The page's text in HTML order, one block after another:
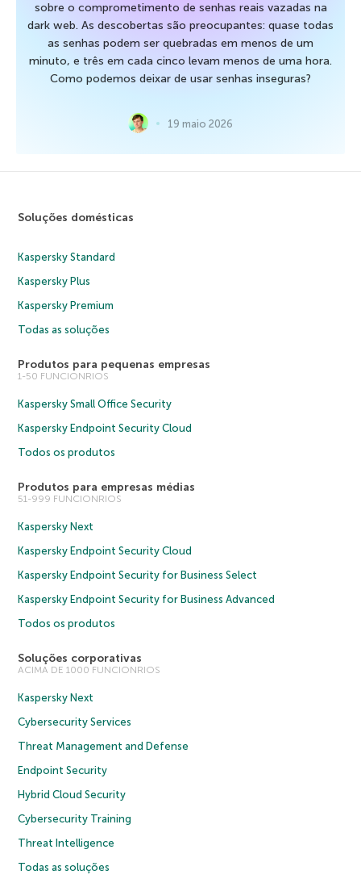
sobre o comprometimento de senhas reais vazadas na
dark web. As descobertas são preocupantes: quase todas
as senhas podem ser quebradas em menos de um
minuto, e três em cada cinco levam menos de uma hora.
Como podemos deixar de usar senhas inseguras?
19 maio 2026
Soluções domésticas
Kaspersky Standard
Kaspersky Plus
Kaspersky Premium
Todas as soluções
Produtos para pequenas empresas
1-50 FUNCIONRIOS
Kaspersky Small Office Security
Kaspersky Endpoint Security Cloud
Todos os produtos
Produtos para empresas médias
51-999 FUNCIONRIOS
Kaspersky Next
Kaspersky Endpoint Security Cloud
Kaspersky Endpoint Security for Business Select
Kaspersky Endpoint Security for Business Advanced
Todos os produtos
Soluções corporativas
ACIMA DE 1000 FUNCIONRIOS
Kaspersky Next
Cybersecurity Services
Threat Management and Defense
Endpoint Security
Hybrid Cloud Security
Cybersecurity Training
Threat Intelligence
Todas as soluções